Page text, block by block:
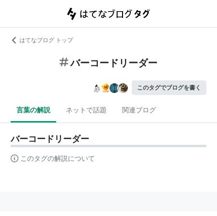
はてなブログ トップ
バーコードリーダー
このタグでブログを書く
言葉の解説 ネットで話題 関連ブログ
バーコードリーダー
このタグの解説について